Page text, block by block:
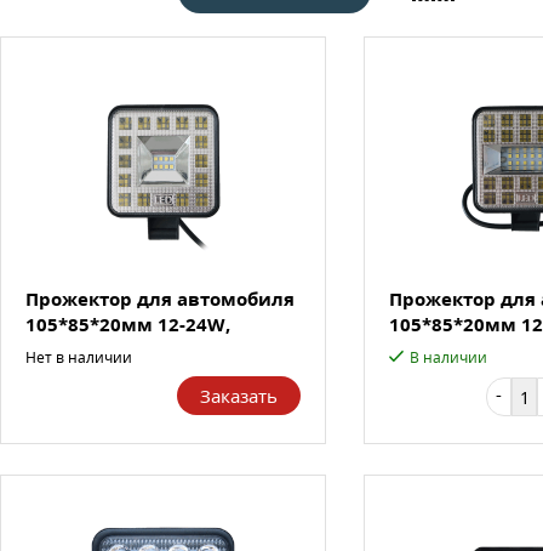
Прожектор для автомобиля
105*85*20мм 12-24W,
1300L...
Нет в наличии
Заказать
Прожектор для
105*85*20мм
1600L...
В наличии
-